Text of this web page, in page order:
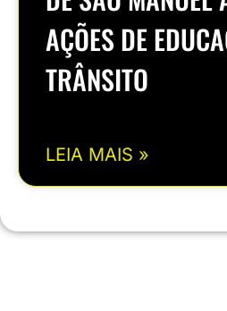
AÇÕES DE
TRÂNSITO
LEIA MAIS »